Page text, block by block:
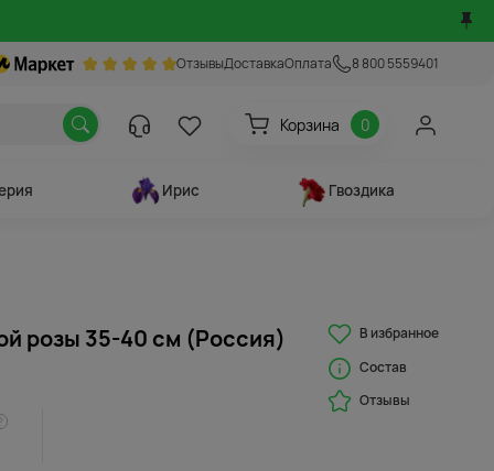
ОтзывыДоставкаОплата 8 800 5559401
Корзина 0
Ирис Гвоздика
розы 35-40 см (Россия)
В избранное
Состав
Отзывы